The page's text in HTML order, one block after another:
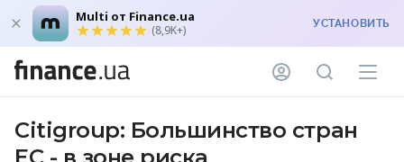
Multi от Finance.ua
(8,9K+) УСТАНОВИТЬ
Citigroup: Большинство стран